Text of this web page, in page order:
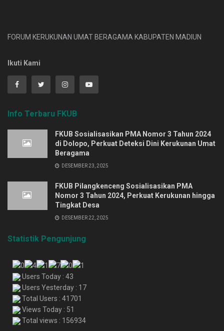
FORUM KERUKUNAN UMAT BERAGAMA KABUPATEN MADIUN
Ikuti Kami
Info Terbaru FKUB
FKUB Sosialisasikan PMA Nomor 3 Tahun 2024
di Dolopo, Perkuat Deteksi Dini Kerukunan Umat
Beragama
DESEMBER 23, 2025
FKUB Pilangkenceng Sosialisasikan PMA
Nomor 3 Tahun 2024, Perkuat Kerukunan hingga
Tingkat Desa
DESEMBER 22, 2025
Statistik Pengunjung
Users Today : 43
Users Yesterday : 17
Total Users : 41701
Views Today : 51
Total views : 156934